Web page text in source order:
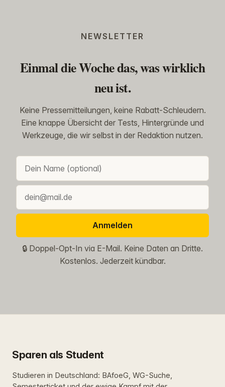
NEWSLETTER
Einmal die Woche das, was wirklich
neu ist.
Keine Pressemitteilungen, keine Rabatt-Schleudern.
Eine knappe Übersicht der Tests, Hintergründe und
Werkzeuge, die wir selbst in der Redaktion nutzen.
Anmelden
🔒 Doppel-Opt-In via E-Mail. Keine Daten an Dritte.
Kostenlos. Jederzeit kündbar.
Sparen als Student
Studieren in Deutschland: BAfoeG, WG-Suche,